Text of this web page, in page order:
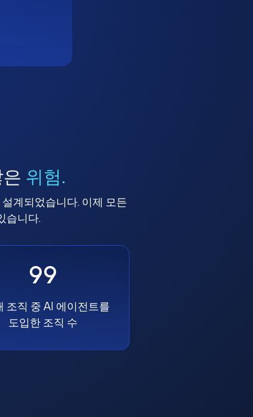
위험.
계되었습니다. 이제 모든
습니다.
99
조직 중 AI 에이전트를
도입한 조직 수